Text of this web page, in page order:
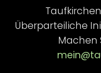
Überparteiliche
Machen